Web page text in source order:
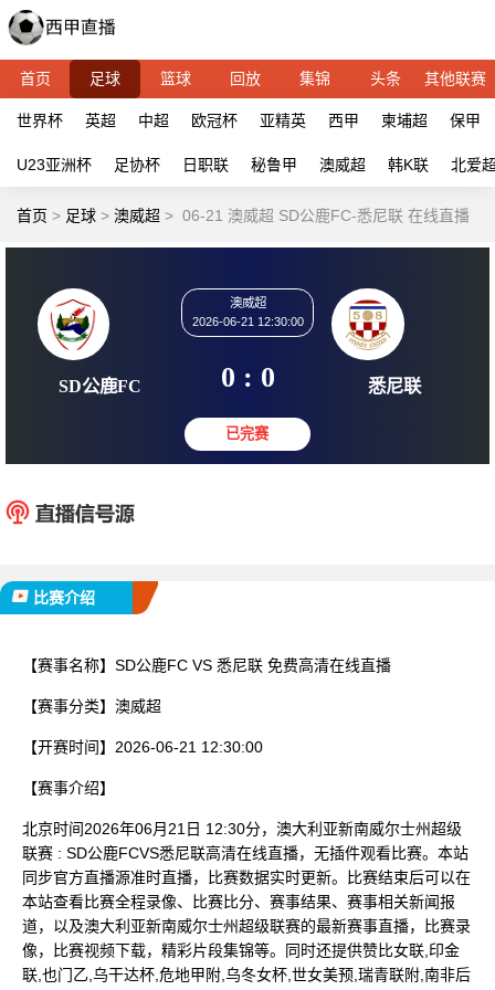
首页 足球 篮球 回放 集锦 头条 其他联赛
世界杯 英超 中超 欧冠杯 亚精英 西甲 柬埔超 保甲
U23亚洲杯 足协杯 日职联 秘鲁甲 澳威超 韩K联 北爱
首页 > 足球 > 澳威超 > 06-21 澳威超 SD公鹿FC-悉尼联 在线直播
SD公鹿FC
2026-06-21 12:30:00
0 : 0 悉
比赛介绍
【赛事名称】 SD公鹿FC VS 悉尼联 免费高清在线直播
【赛事分类】 澳威超
【开赛时间】 2026-06-21 12:30:00
【赛事介绍】
北京时间2026年06月21日 12:30分，澳大利亚新南威尔士州超级
联赛 : SD公鹿FCVS悉尼联高清在线直播，无插件观看比赛。本站
同步官方直播源准时直播，比赛数据实时更新。比赛结束后可以在
本站查看比赛全程录像、比赛比分、赛事结果、赛事相关新闻报
道，以及澳大利亚新南威尔士州超级联赛的最新赛事直播，比赛录
像，比赛视频下载，精彩片段集锦等。同时还提供赞比女联,印金
联,也门乙,乌干达杯,危地甲附,乌冬女杯,世女美预,瑞青联附,南非后